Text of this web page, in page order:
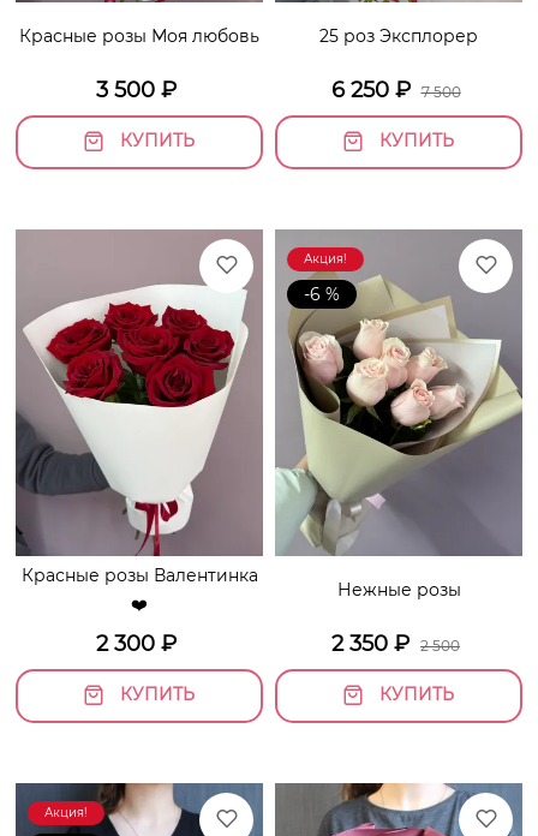
Красные розы Моя любовь
3 500 ₽
КУПИТЬ
25 роз Эксплорер
6 250₽ 7 500
КУПИТЬ
Красные розы Валентинка
❤️
2 300 ₽
КУПИТЬ
Акция!
-6 %
Нежные розы
2 350 ₽ 2 500
КУПИТЬ
Акция!